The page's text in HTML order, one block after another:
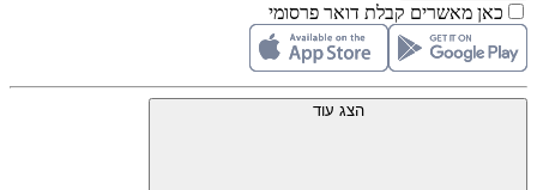
כאן מאשרים קבלת דואר פרסומי
הצג עוד